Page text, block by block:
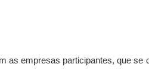
as empresas participantes, que